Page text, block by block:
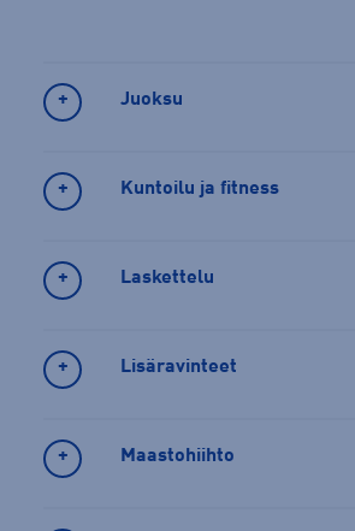
Juoksu
Kuntoilu ja fitness
Laskettelu
Lisäravinteet
Maastohiihto